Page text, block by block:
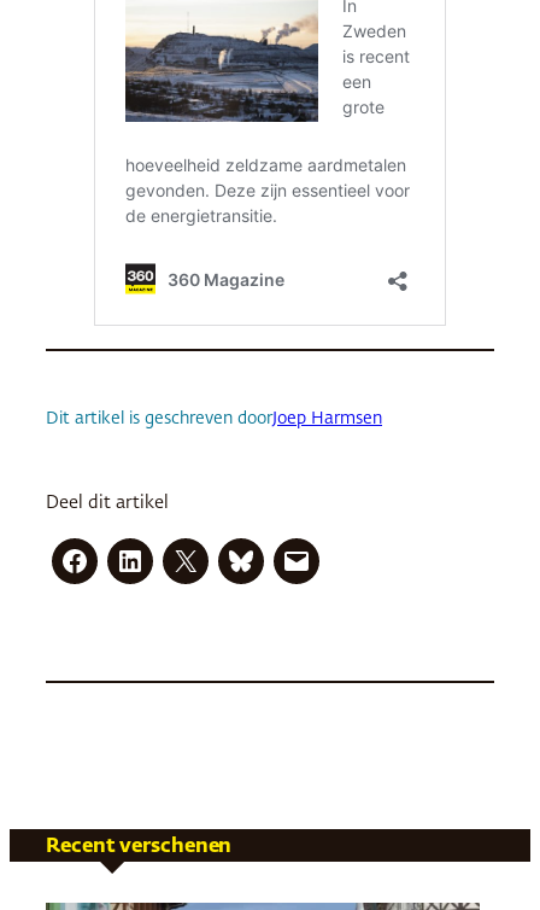
Dit artikel is geschreven doorJoep Harmsen
Deel dit artikel
Recent verschenen